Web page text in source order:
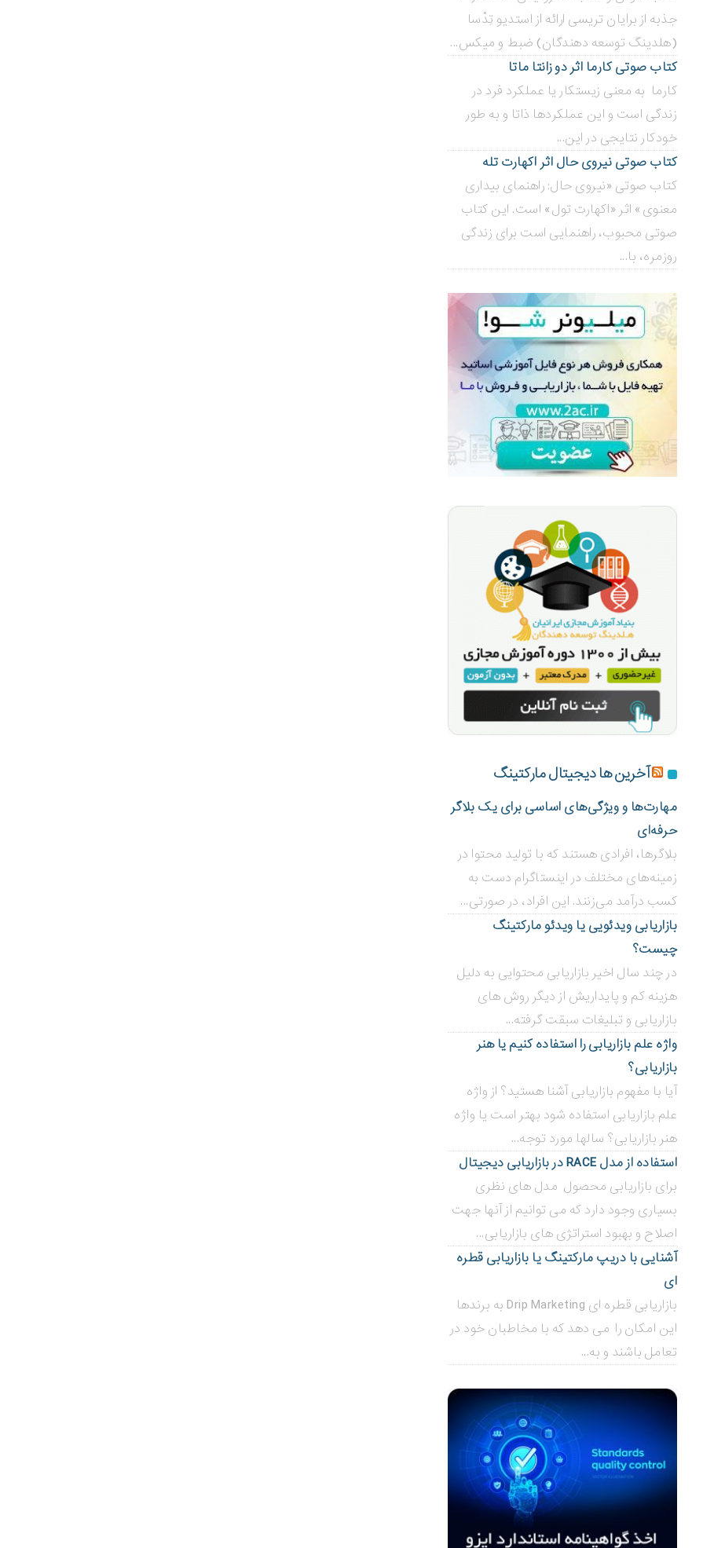
جذبه از برایان تریسی ارائه از استدیو تِدْسا
(هلدینگ توسعه دهندگان) ضبط و میکس...
کتاب صوتی کارما اثر دو زانتا ماتا
کارما به معنی زیستکار یا عملکرد فرد در
زندگی است و این عملکردها ذاتا و به طور
خودکار نتایجی در این...
کتاب صوتی نیروی حال اثر اکهارت تله
کتاب صوتی «نیروی حال: راهنمای بیداری
معنوی» اثر «اکهارت تول» است. این کتاب
صوتی محبوب، راهنمایی است برای زندگی
روزمره، با...
آخرین ها دیجیتال مارکتینگ
مهارت‌ها و ویژگی‌های اساسی برای یک بلاگر
حرفه‌ای
بلاگر‌ها، افرادی هستند که با تولید محتوا در
زمینه‌های مختلف در اینستاگرام دست به
کسب درآمد می‌زنند. این افراد، در صورتی...
بازاریابی ویدئویی ‌یا ویدئو مارکتینگ
چیست؟
در چند سال اخیر بازاریابی محتوایی به دلیل
هزینه کم و پایداریش از دیگر روش های
بازاریابی و تبلیغات سبقت گرفته...
واژه علم بازاریابی را استفاده کنیم یا هنر
بازاریابی؟
آیا با مفهوم بازاریابی آشنا هستید؟ از واژه
علم بازاریابی استفاده شود بهتر است یا واژه
هنر بازاریابی؟ سالها مورد توجه...
استفاده از مدل RACE در بازاریابی دیجیتال
برای بازاریابی محصول مدل های نظری
بسیاری وجود دارد که می توانیم از آنها جهت
اصلاح و بهبود استراتژی های بازاریابی...
آشنایی با دریپ مارکتینگ یا بازاریابی قطره
ای
بازاریابی قطره ای Drip Marketing به برندها
این امکان را می دهد که با مخاطبان خود در
تعامل باشند و به...